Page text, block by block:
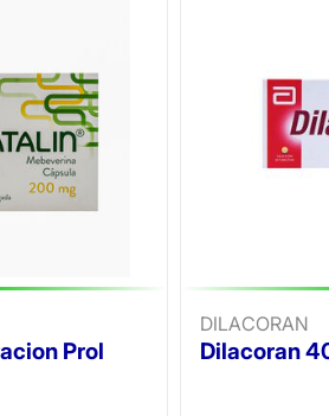
Prol
DILACORAN
Dilacoran